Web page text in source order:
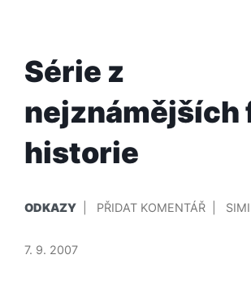
Série z
nejznámějších
historie
V
ODKAZY PŘIDAT KOMENTÁŘNA
7. 9. 2007